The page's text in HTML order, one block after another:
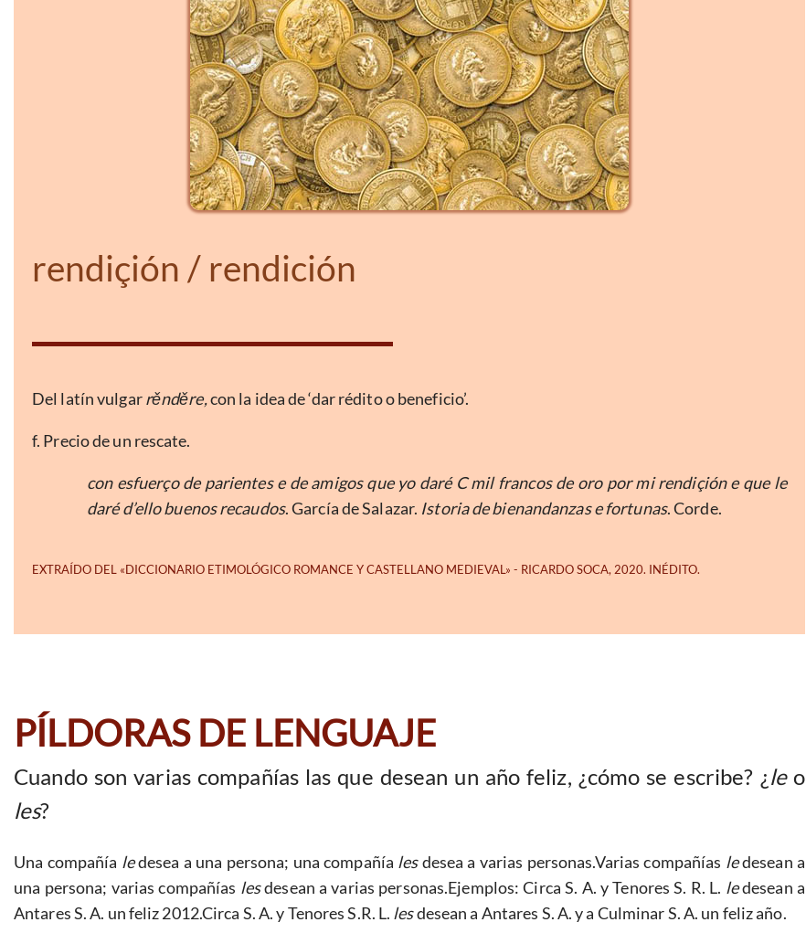
rendiçión / rendición
Del latín vulgarrěnděre,con la idea de ‘dar rédito o beneficio’.
f. Precio de un rescate.
con esfuerço de parientes e de amigos que yo daré C mil francos de oro por mi rendiçión e que le
daré d’ello buenos recaudos. García de Salazar. Istoria de bienandanzas e fortunas. Corde.
PÍLDORAS DE LENGUAJE
Cuando son varias compañías las que desean un año feliz, ¿cómo se escribe? ¿le o
les?
Una compañía ledesea a una persona; una compañía lesdesea a varias personas.Varias compañías ledesean a
una persona; varias compañías lesdesean a varias personas.Ejemplos: Circa S. A. y Tenores S. R. L. ledesean a
Antares S. A. un feliz 2012.Circa S. A. y Tenores S.R. L. lesdesean a Antares S. A. y a Culminar S. A. un feliz año.